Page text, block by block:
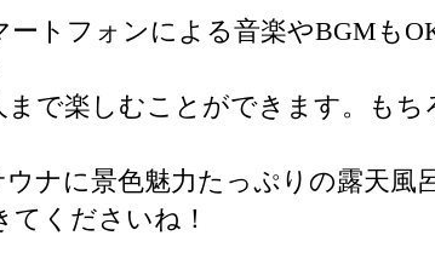
トフォンによる音楽やBGMも
で楽しむことができます。もち
ナに景色魅力たっぷりの露天風
てくださいね！